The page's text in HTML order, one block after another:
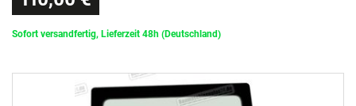
Sofort versandfertig, Lieferzeit 48h (Deutschland)